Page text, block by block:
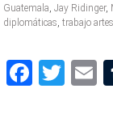
Guatemala ,Jay Ridinger,
diplomáticas ,trabajo